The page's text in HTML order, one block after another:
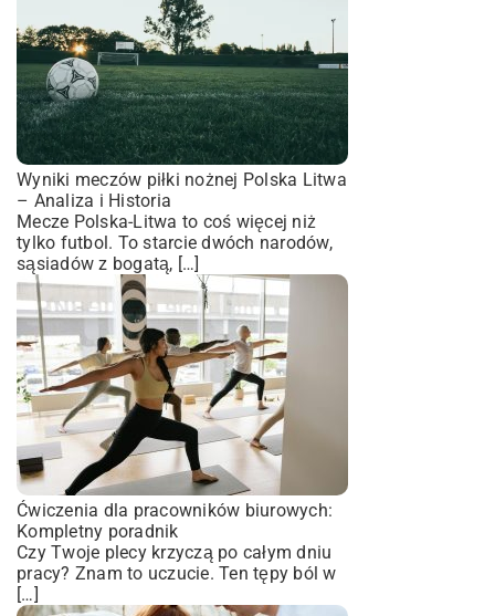
Wyniki meczów piłki nożnej Polska Litwa
– Analiza i Historia
Mecze Polska-Litwa to coś więcej niż
tylko futbol. To starcie dwóch narodów,
sąsiadów z bogatą, […]
Ćwiczenia dla pracowników biurowych:
Kompletny poradnik
Czy Twoje plecy krzyczą po całym dniu
pracy? Znam to uczucie. Ten tępy ból w
[…]